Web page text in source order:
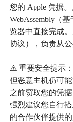
您的 Apple 凭据
WebAssembly（
览器中直接完成
协议），负责从公
⚠️ 重要安全提示
但恶意主机仍可
之前窃取您的凭
强烈建议您自行
的合作伙伴提供